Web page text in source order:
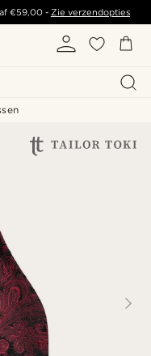
€59,00- Zie verzendopties